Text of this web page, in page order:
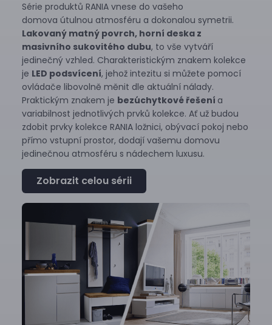
Série produktů RANIA vnese do vašeho
domova útulnou atmosféru a dokonalou symetrii.
Lakovaný matný povrch, horní deska z
masivního sukovitého dubu, to vše vytváří
jedinečný vzhled. Charakteristickým znakem kolekce
je LED podsvícení, jehož intezitu si můžete pomocí
ovládače libovolně měnit dle aktuální nálady.
Praktickým znakem je bezúchytkové řešení a
variabilnost jednotlivých prvků kolekce. Ať už budou
zdobit prvky kolekce RANIA ložnici, obývací pokoj nebo
přímo vstupní prostor, dodají vašemu domovu
jedinečnou atmosféru s nádechem luxusu.
Zobrazit celou sérii